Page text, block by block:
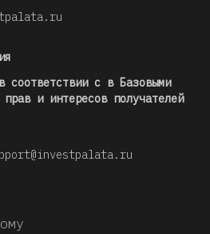
соответствии с в Базовыми
и интересов получателей